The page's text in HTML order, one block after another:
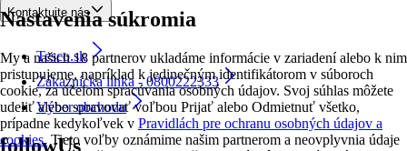
Nastavenia súkromia
My a našich 18 partnerov ukladáme informácie v zariadení alebo k nim
pristupujeme, napríklad k jedinečným identifikátorom v súboroch
cookie, za účelom spracúvania osobných údajov. Svoj súhlas môžete
udeliť alebo spravovať voľbou Prijať alebo Odmietnuť všetko,
prípadne kedykoľvek v Pravidlách pre ochranu osobných údajov a
cookies. Tieto voľby oznámime našim partnerom a neovplyvnia údaje
Kontaktujte nás
Tesco.sk
Zákaznícka linka - 0800222333
Výber obchodu
followUs